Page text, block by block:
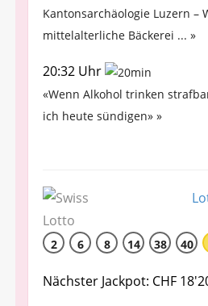
Kantonsarchäologie Luzern –
mittelalterliche Bäckerei ... »
20:32 Uhr
«Wenn Alkohol trinken
ich heute sündigen» »
2 6 8 14 38 40
Nächster Jackpot: CHF